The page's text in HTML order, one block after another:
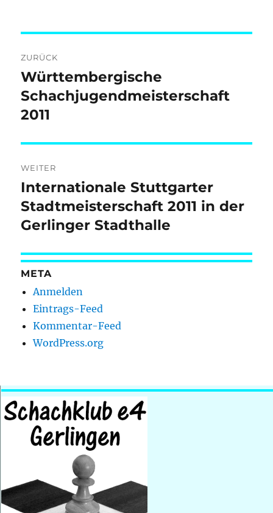
ZURÜCK
Vorheriger
Beitrag:
Württembergische
Schachjugendmeisterschaft
2011
WEITER
Nächster
Beitrag:
Internationale Stuttgarter
Stadtmeisterschaft 2011 in der
Gerlinger Stadthalle
META
Anmelden
Eintrags-Feed
Kommentar-Feed
WordPress.org